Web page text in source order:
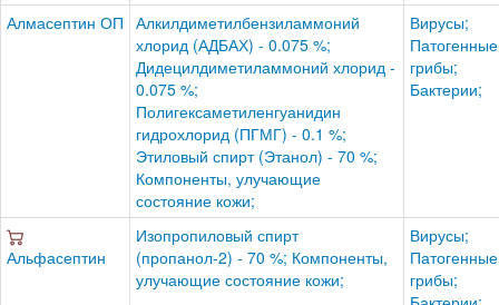
Алмасептин ОП Алкилдиметилбензиламмоний
хлорид (АДБАХ) - 0.075 %;
Дидецилдиметиламмоний хлорид -
0.075 %;
Полигексаметиленгуанидин
гидрохлорид (ПГМГ) - 0.1 %;
Этиловый спирт (Этанол) - 70 %;
Компоненты, улучающие
состояние кожи;
Вирусы;
Патогенные
грибы;
Бактерии;
Альфасептин
Изопропиловый спирт
(пропанол-2) - 70 %; Компоненты,
улучающие состояние кожи;
Вирусы;
Патогенные
грибы;